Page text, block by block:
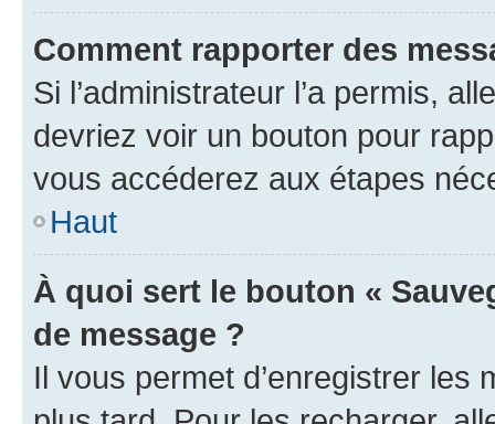
Comment rapporter des
Si l’administrateur l’a permis,
devriez voir un bouton pour
vous accéderez aux étapes
Haut
À quoi sert le bouton «
de message ?
Il vous permet d’enregistrer